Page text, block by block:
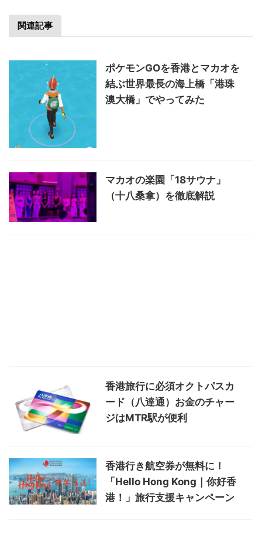
関連記事
ポケモンGOを香港とマカオを
結ぶ世界最長の海上橋「港珠
澳大橋」でやってみた
マカオの楽園「18サウナ」
（十八桑拿）を徹底解説
香港旅行に必須オクトパスカ
ード（八達通）お金のチャー
ジはMTR駅が便利
香港行き航空券が無料に！
「Hello Hong Kong｜你好香
港！」旅行支援キャンペーン